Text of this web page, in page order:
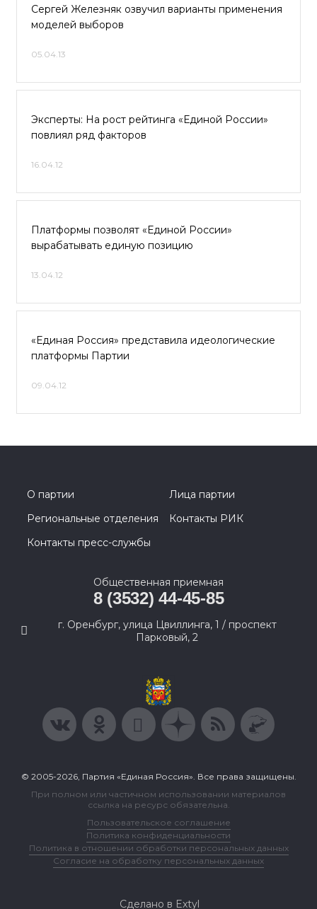
Сергей Железняк озвучил варианты применения
моделей выборов
05.04.13
Эксперты: На рост рейтинга «Единой России»
повлиял ряд факторов
16.04.12
Платформы позволят «Единой России»
вырабатывать единую позицию
13.04.12
«Единая Россия» представила идеологические
платформы Партии
09.04.12
О партии
Лица партии
Региональные отделения
Контакты РИК
Контакты пресс-службы
Общественная приемная
8 (3532) 44-45-85
г. Оренбург, улица Цвиллинга, 1 / проспект
Парковый, 2
© 2005-2026, Партия «Единая Россия». Все права защищены.
При полном или частичном использовании материалов
ссылка на ресурс обязательна.
Пользовательское соглашение
Политика конфиденциальности
Политика в отношении обработки персональных данных
Согласие на обработку персональных данных
Сделано в Extyl